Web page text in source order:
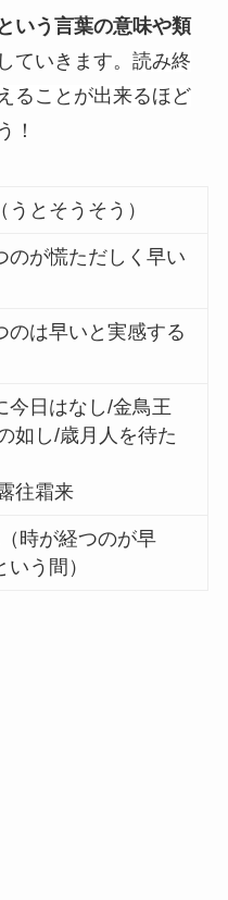
いう言葉の意味や類
ていきます。 読み終
ることが出来るほど
！
うとそうそう）
のが慌ただしく早い
のは早いと実感する
今日はなし/金鳥王
如し/歳月人を待た
往霜来
時が経つのが早
う間）